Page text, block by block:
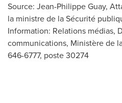
Source: Jean-Philippe Guay,
la ministre de la Sécurité
Information: Relations médias,
communications, Ministère de
646-6777, poste 30274